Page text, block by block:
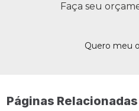
Faça seu
Quero meu
Páginas Relacionadas